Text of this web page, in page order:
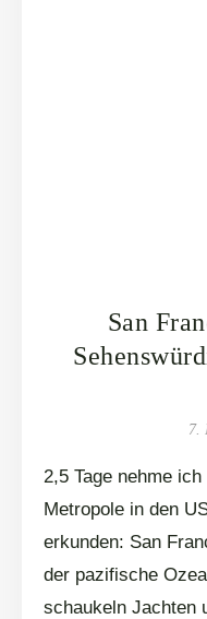
San
7.
2,5 Tage nehme
Metropole in den
erkunden: San
der pazifische
schaukeln Jachten